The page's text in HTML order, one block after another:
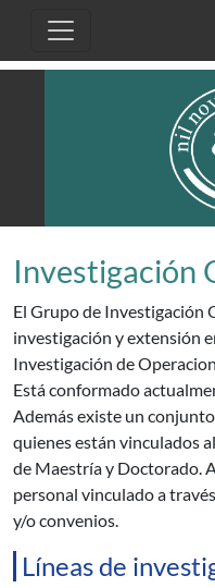
Investigación
El Grupo de Investigación
investigación y extensión
Investigación de
Está conformado
Además existe un
quienes están vinculados
de Maestría y Doctorado.
personal vinculado a
y/o convenios.
Líneas de